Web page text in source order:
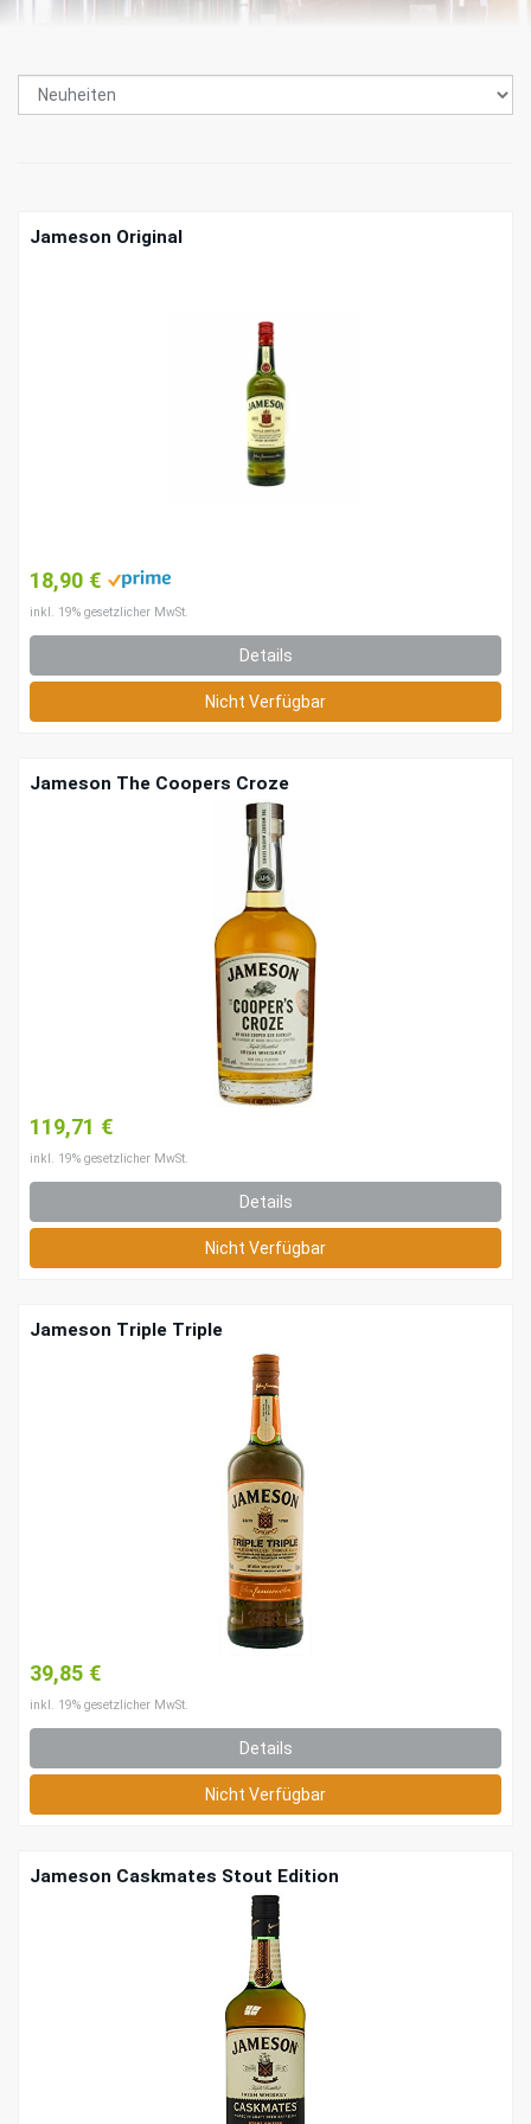
Jameson Original
18,90 €
inkl. 19% gesetzlicher MwSt.
Details
Nicht Verfügbar
Jameson The Coopers Croze
119,71 €
inkl. 19% gesetzlicher MwSt.
Details
Nicht Verfügbar
Jameson Triple Triple
39,85 €
inkl. 19% gesetzlicher MwSt.
Details
Nicht Verfügbar
Jameson Caskmates Stout Edition